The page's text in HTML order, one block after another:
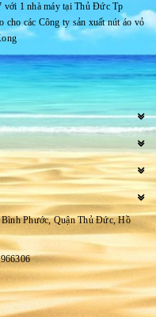
với 1 nhà máy tại Thủ Đức Tp
cho các Công ty sản xuất nút áo vỏ
Phước, Quận Thủ Đức, Hồ